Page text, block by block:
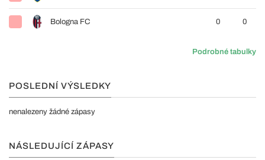
Bologna FC 0 0
Podrobné tabulky
POSLEDNÍ VÝSLEDKY
nenalezeny žádné zápasy
NÁSLEDUJÍCÍ ZÁPASY